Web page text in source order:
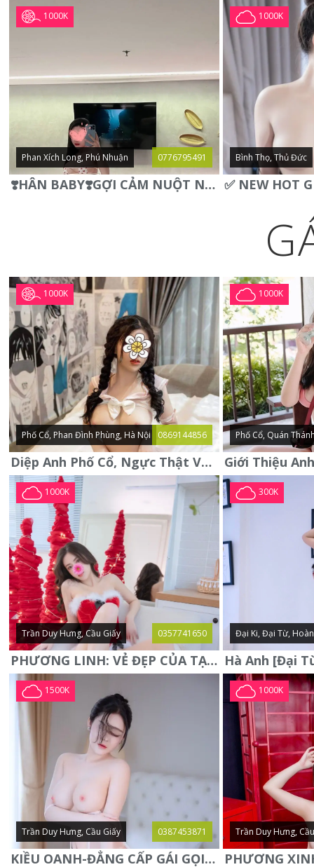
1000K
Phan Xích Long, Phú Nhuận 0776795491
❣️HÂN BABY❣️GỢI CẢM NUỘT NÀ DÁNG SON XINH XINH QUYẾN RŨ
1000K
Bình Thọ, Thủ Đức
1000K
Phố Cổ, Phan Đình Phùng, Hà Nội 0869144856
Diệp Anh Phố Cổ, Ngực Thật Vú To Thơm Tho Quyến Rũ
1000K
Phố Cổ, Quán
1000K
Trần Duy Hưng, Cầu Giấy 0357741650
PHƯƠNG LINH: VẺ ĐẸP CỦA TẠO HÓA, XINH ĐẸP, SEXY, QUYỄN RŨ
300K
Đại Ki, Đại Từ,
1500K
Trần Duy Hưng, Cầu Giấy 0387453871
KIỀU OANH-ĐẲNG CẤP GÁI GỌI XINH SANG-NGOAN NGOÃN
1000K
Trần Duy Hưng,